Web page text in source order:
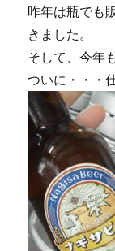
昨年は瓶でも
きました。
そして、今年
ついに・・・